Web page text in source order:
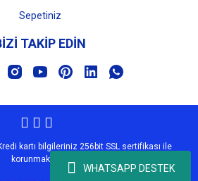
WHATSAPP DESTEK
Sepetiniz
TAKİP EDİN
kartı bilgileriniz 256bit SSL sertifikası ile
korunmaktadır.